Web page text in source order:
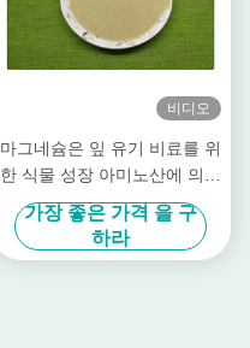
비디오
마그네슘은 잎 유기 비료를 위
한 식물 성장 아미노산에 의하
여 킬레이트화된 무기물을 자
극합니다
가장 좋은 가격 을 구
하라